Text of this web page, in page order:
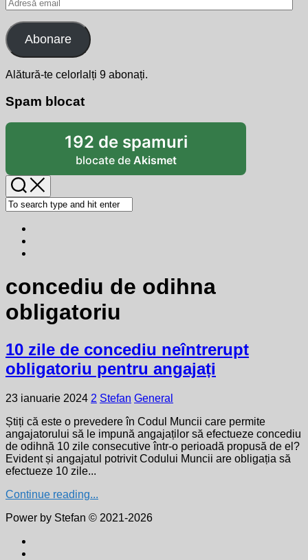
email
Abonare
Alătură-te celorlalți 9 abonați.
Spam blocat
192 de spamuri
blocate de Akismet
concediu de odihna
obligatoriu
10 zile de concediu neîntrerupt
obligatoriu pentru angajați
23 ianuarie 2024 2 Stefan General
Știți că este o prevedere în Codul Muncii care permite
angajatorului să le impună angajaților să efectueze concediu
de odihnă 10 zile consecutive într-o perioadă propusă de el?
Evident și angajatul potrivit Codului Muncii are obligația să
efectueze 10 zile...
Continue reading...
Power by Stefan © 2021-2026